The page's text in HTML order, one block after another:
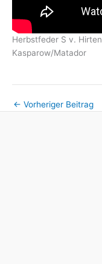
Herbstfeder S v.
Kasparow/Matador
← Vorheriger Beitrag